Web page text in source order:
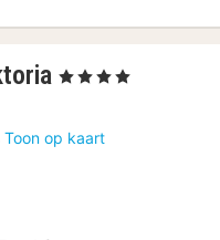
1
vanaf
135
, 4 Sterren
Toon op kaart